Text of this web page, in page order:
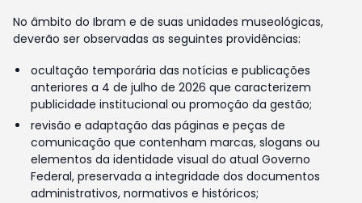
No âmbito do Ibram e de suas unidades museológicas,
deverão ser observadas as seguintes providências:
ocultação temporária das notícias e publicações
anteriores a 4 de julho de 2026 que caracterizem
publicidade institucional ou promoção da gestão;
revisão e adaptação das páginas e peças de
comunicação que contenham marcas, slogans ou
elementos da identidade visual do atual Governo
Federal, preservada a integridade dos documentos
administrativos, normativos e históricos;